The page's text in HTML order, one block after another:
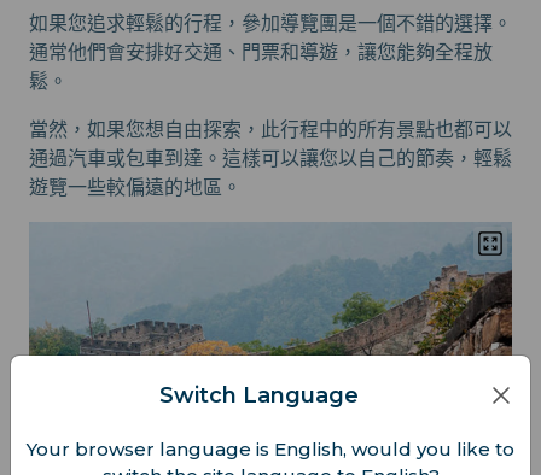
如果您追求輕鬆的行程，參加導覽團是一個不錯的選擇。
通常他們會安排好交通、門票和導遊，讓您能夠全程放
鬆。
當然，如果您想自由探索，此行程中的所有景點也都可以
通過汽車或包車到達。這樣可以讓您以自己的節奏，輕鬆
遊覽一些較偏遠的地區。
Switch Language
Your browser language is English, would you like to